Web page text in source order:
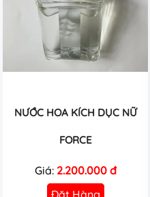
NƯỚC HOA KÍCH DỤC NỮ
FORCE
Giá: 2.200.000 đ